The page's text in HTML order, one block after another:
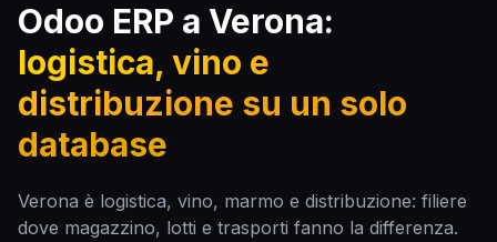
Odoo ERP a Verona:
logistica, vino e
distribuzione su un solo
database
Verona è logistica, vino, marmo e distribuzione: filiere
dove magazzino, lotti e trasporti fanno la differenza.